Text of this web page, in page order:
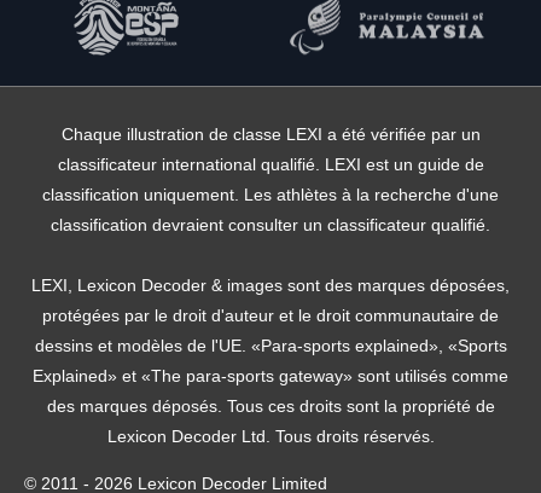
Chaque illustration de classe LEXI a été vérifiée par un
classificateur international qualifié. LEXI est un guide de
classification uniquement. Les athlètes à la recherche d'une
classification devraient consulter un classificateur qualifié.
LEXI, Lexicon Decoder & images sont des marques déposées,
protégées par le droit d'auteur et le droit communautaire de
dessins et modèles de l'UE. «Para-sports explained», «Sports
Explained» et «The para-sports gateway» sont utilisés comme
des marques déposés. Tous ces droits sont la propriété de
Lexicon Decoder Ltd. Tous droits réservés.
© 2011 - 2026 Lexicon Decoder Limited